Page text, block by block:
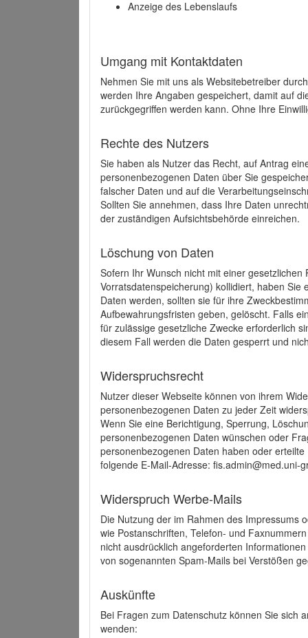
Anzeige des Lebenslaufs
Umgang mit Kontaktdaten
Nehmen Sie mit uns als Websitebetreiber
werden Ihre Angaben gespeichert, damit auf
zurückgegriffen werden kann. Ohne Ihre
Rechte des Nutzers
Sie haben als Nutzer das Recht, auf Antrag
personenbezogenen Daten über Sie
falscher Daten und auf die
Sollten Sie annehmen, dass Ihre Daten
der zuständigen Aufsichtsbehörde einreichen.
Löschung von Daten
Sofern Ihr Wunsch nicht mit einer
Vorratsdatenspeicherung) kollidiert, haben
Daten werden, sollten sie für ihre
Aufbewahrungsfristen geben, gelöscht. Falls
für zulässige gesetzliche Zwecke erforderlich
diesem Fall werden die Daten gesperrt und
Widerspruchsrecht
Nutzer dieser Webseite können von ihrem
personenbezogenen Daten zu jeder Zeit
Wenn Sie eine Berichtigung, Sperrung,
personenbezogenen Daten wünschen oder
personenbezogenen Daten haben oder
folgende E-Mail-Adresse: fis.admin@med.uni-
Widerspruch Werbe-Mails
Die Nutzung der im Rahmen des Impressums
wie Postanschriften, Telefon- und
nicht ausdrücklich angeforderten
von sogenannten Spam-Mails bei Verstößen
Auskünfte
Bei Fragen zum Datenschutz können Sie sich
wenden: